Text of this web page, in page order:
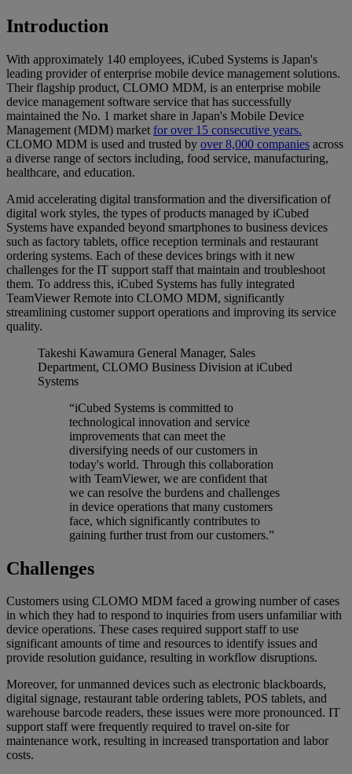
Introduction
With approximately 140 employees, iCubed Systems is Japan's
leading provider of enterprise mobile device management solutions.
Their flagship product, CLOMO MDM, is an enterprise mobile
device management software service that has successfully
maintained the No. 1 market share in Japan's Mobile Device
Management (MDM) market for over 15 consecutive years.
CLOMO MDM is used and trusted by over 8,000 companies across
a diverse range of sectors including, food service, manufacturing,
healthcare, and education.
Amid accelerating digital transformation and the diversification of
digital work styles, the types of products managed by iCubed
Systems have expanded beyond smartphones to business devices
such as factory tablets, office reception terminals and restaurant
ordering systems. Each of these devices brings with it new
challenges for the IT support staff that maintain and troubleshoot
them. To address this, iCubed Systems has fully integrated
TeamViewer Remote into CLOMO MDM, significantly
streamlining customer support operations and improving its service
quality.
Takeshi Kawamura General Manager, Sales
Department, CLOMO Business Division at iCubed
Systems
“iCubed Systems is committed to
technological innovation and service
improvements that can meet the
diversifying needs of our customers in
today's world. Through this collaboration
with TeamViewer, we are confident that
we can resolve the burdens and challenges
in device operations that many customers
face, which significantly contributes to
gaining further trust from our customers.”
Challenges
Customers using CLOMO MDM faced a growing number of cases
in which they had to respond to inquiries from users unfamiliar with
device operations. These cases required support staff to use
significant amounts of time and resources to identify issues and
provide resolution guidance, resulting in workflow disruptions.
Moreover, for unmanned devices such as electronic blackboards,
digital signage, restaurant table ordering tablets, POS tablets, and
warehouse barcode readers, these issues were more pronounced. IT
support staff were frequently required to travel on-site for
maintenance work, resulting in increased transportation and labor
costs.